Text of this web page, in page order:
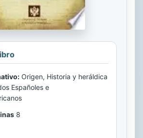
Origen, Historia y heráldica
Españoles e
8